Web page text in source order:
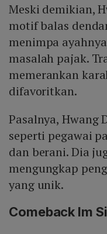
Meski demikian,
motif balas
menimpa
masalah pajak.
memerankan
difavoritkan.
Pasalnya, Hwang
seperti pegawai
dan berani. Dia
mengungkap
yang unik.
Comeback Im